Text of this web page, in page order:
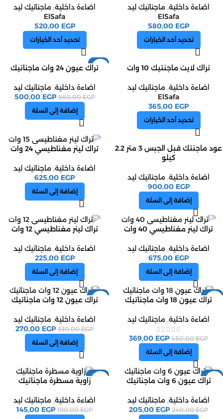
اضاءة داخلية, ماجناتيك ليد
ElSafa
580,00 EGP
تحديد أحد الخيارات
اضاءة داخلية, ماجناتيك ليد
ElSafa
520,00 EGP
تحديد أحد الخيارات
تراك لايت ماجنتيك 10 وات
اضاءة داخلية, ماجناتيك ليد
ElSafa
365,00 EGP
تحديد أحد الخيارات
-11%
تراك عيون 24 وات ماجناتيك
اضاءة داخلية, ماجناتيك ليد
560,00EGP
500,00 EGP
إضافة إلى السلة
عود ماجنتك قبل الجبس 3 متر 2.2
كيلو
اضاءة داخلية, ماجناتيك ليد
900,00 EGP
إضافة إلى السلة
تراك لينر مغناطيسي 24 وات
اضاءة داخلية, ماجناتيك ليد
625,00 EGP
إضافة إلى السلة
تراك لينر مغناطيسي 40 وات
اضاءة داخلية, ماجناتيك ليد
675,00 EGP
إضافة إلى السلة
تراك لينر مغناطيسي 12 وات
اضاءة داخلية, ماجناتيك ليد
225,00 EGP
إضافة إلى السلة
-18%
تراك عيون 18 وات ماجناتيك
اضاءة داخلية, ماجناتيك ليد
450,00EGP
369,00 EGP
إضافة إلى السلة
-18%
تراك عيون 12 وات ماجناتيك
اضاءة داخلية, ماجناتيك ليد
330,00EGP
270,00 EGP
إضافة إلى السلة
-15%
تراك عيون 6 وات ماجناتيك
اضاءة داخلية, ماجناتيك ليد
240,00EGP
205,00 EGP
-24%
زاوية مسطرة ماجناتيك
اضاءة داخلية, ماجناتيك ليد
190,00EGP
145,00 EGP